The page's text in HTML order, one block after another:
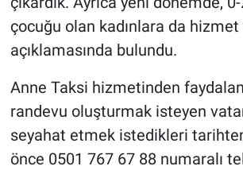
çocuğu olan kadınlara da
açıklamasında bulundu.
Anne Taksi hizmetinden
randevu oluşturmak isteyen
seyahat etmek istedikleri
önce 0501 767 67 88 numaralı